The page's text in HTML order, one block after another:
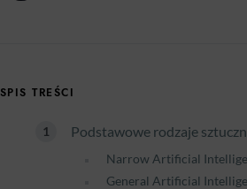
SPIS TREŚCI
Podstawowe rodzaje
Narrow Artificial
General Artificial